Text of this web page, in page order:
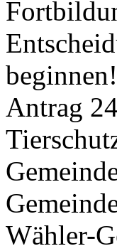
Antrag
Wähler-